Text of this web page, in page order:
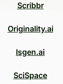
Scribbr
Originality.ai
Isgen.ai
SciSpace